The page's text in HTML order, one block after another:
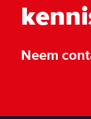
Neem